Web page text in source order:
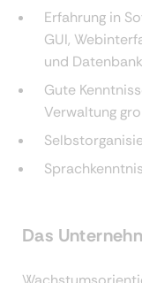
Erfahrung in
GUI,
und
Gute
Verwaltung
Das